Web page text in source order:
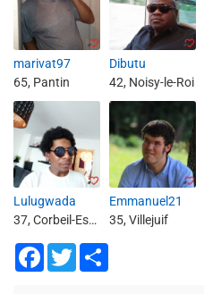
marivat97
65, Pantin
Dibutu
42, Noisy-le-Roi
Lulugwada
37, Corbeil-Essonnes
Emmanuel21
35, Villejuif
Facebook
Twitter